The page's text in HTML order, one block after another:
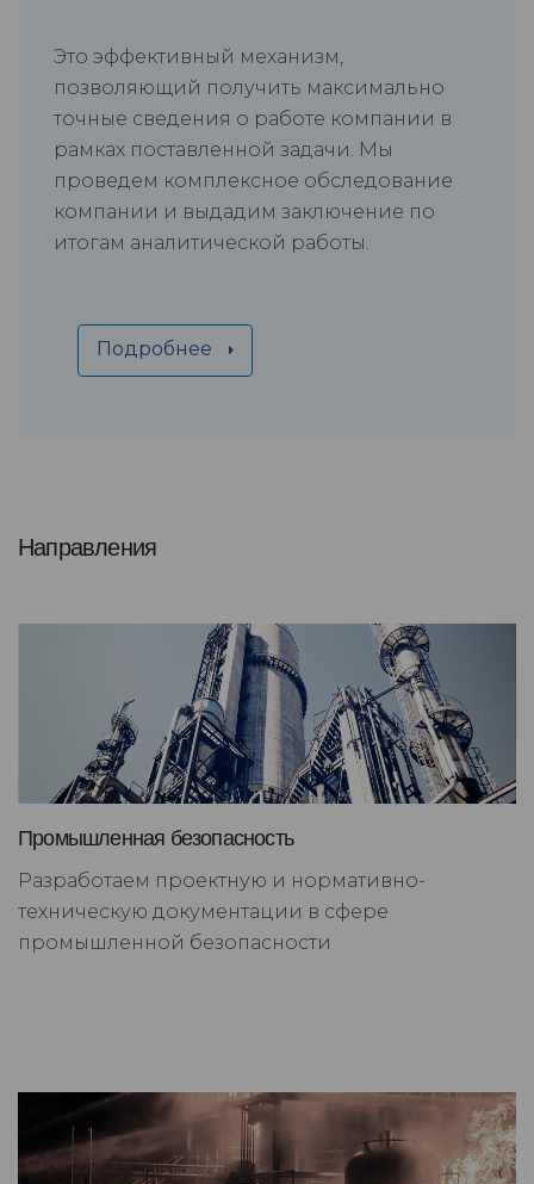
Это эффективный механизм,
позволяющий получить максимально
точные сведения о работе компании в
рамках поставленной задачи. Мы
проведем комплексное обследование
компании и выдадим заключение по
итогам аналитической работы.
Подробнее
Направления
Промышленная безопасность
Разработаем проектную и нормативно-
техническую документации в сфере
промышленной безопасности